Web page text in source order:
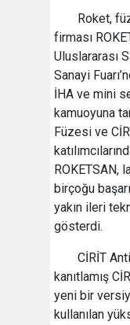
Roket,
firması
Uluslararası
Sanayi
İHA ve mini
kamuoyuna
Füzesi ve
ROKETSAN,
birçoğu
yakın ileri
gösterdi.
CİRİT
kanıtlamış
yeni bir
kullanılan